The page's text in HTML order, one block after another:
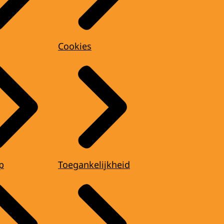
Cookies
Toegankelijkheid